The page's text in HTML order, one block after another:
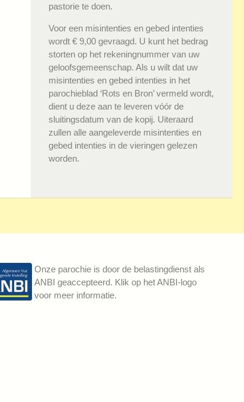
pastorie te doen.
Voor een misintenties en gebed intenties
wordt € 9,00 gevraagd. U kunt het bedrag
storten op het rekeningnummer van uw
geloofsgemeenschap. Als u wilt dat uw
misintenties en gebed intenties in het
parochieblad ‘Rots en Bron’ vermeld wordt,
dient u deze aan te leveren vóór de
sluitingsdatum van de kopij. Uiteraard
zullen alle aangeleverde misintenties en
gebed intenties in de vieringen gelezen
worden.
Onze parochie is door de belastingdienst als
ANBI geaccepteerd. Klik op het ANBI-logo
voor meer informatie.